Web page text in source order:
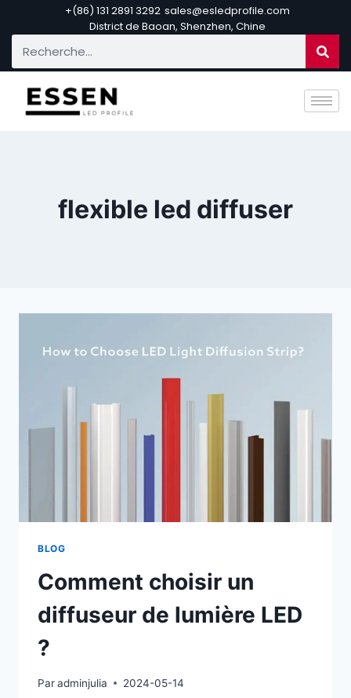
+(86) 131 2891 3292 sales@esledprofile.com
District de Baoan, Shenzhen, Chine
flexible led diffuser
BLOG
Comment choisir un
diffuseur de lumière LED
?
Paradminjulia 2024-05-14